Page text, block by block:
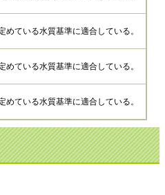
めている水質基準に適合している。
めている水質基準に適合している。
めている水質基準に適合している。